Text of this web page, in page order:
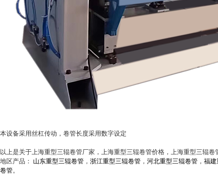
本设备采用丝杠传动，卷管长度采用数字设定
以上是关于上海重型三辊卷管厂家，上海重型三辊卷管价格，上海重型三辊
地区产品： 山东重型三辊卷管 ， 浙江重型三辊卷管 ， 河北重型三辊卷管 ， 福
卷管。